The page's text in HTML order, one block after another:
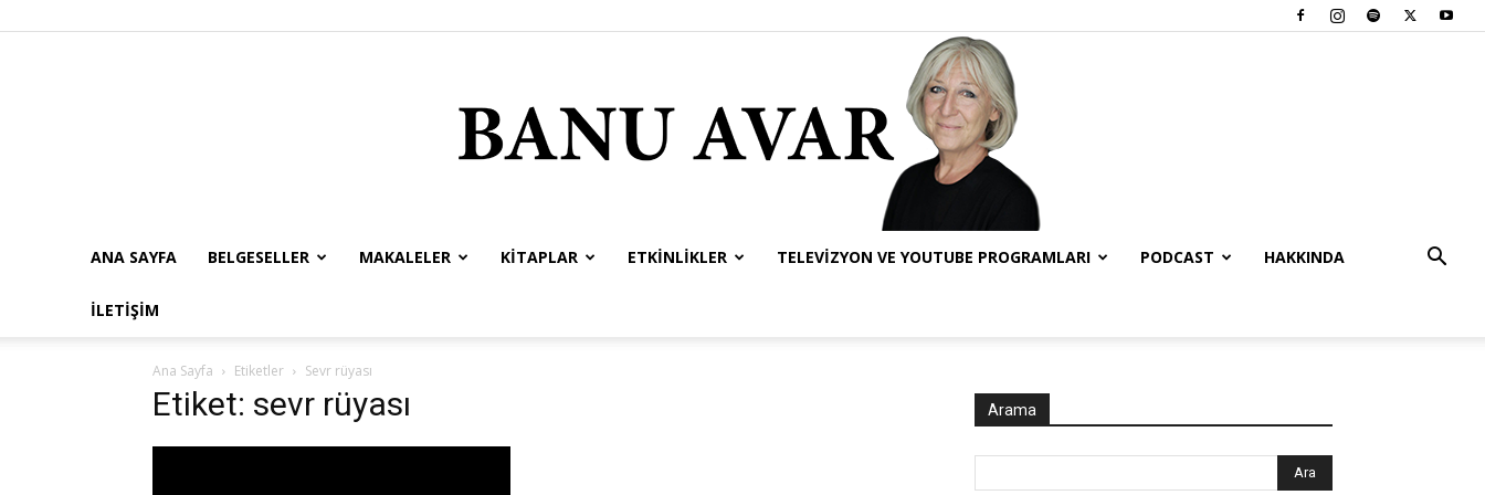
ANA SAYFA BELGESELLER MAKALELER KITAPLAR ETKINLIKLER TELEVIZYON VE YOUTUBE PROGRAMLARI PODCAST HAKKINDA
İLETIŞIM
Ana Sayfa Etiketler Sevr rüyası
Etiket: sevr rüyası Arama